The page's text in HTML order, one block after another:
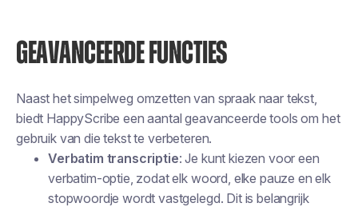
GEAVANCEERDE FUNCTIES
Naast het simpelweg omzetten van spraak naar tekst,
biedt HappyScribe een aantal geavanceerde tools om het
gebruik van die tekst te verbeteren.
Verbatim transcriptie: Je kunt kiezen voor een
verbatim-optie, zodat elk woord, elke pauze en elk
stopwoordje wordt vastgelegd. Dit is belangrijk